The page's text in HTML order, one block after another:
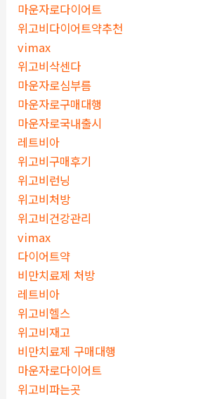
마운자로다이어트
위고비다이어트약추천
vimax
위고비삭센다
마운자로심부름
마운자로구매대행
마운자로국내출시
레트비아
위고비구매후기
위고비런닝
위고비처방
위고비건강관리
vimax
다이어트약
비만치료제 처방
레트비아
위고비헬스
위고비재고
비만치료제 구매대행
마운자로다이어트
위고비파는곳